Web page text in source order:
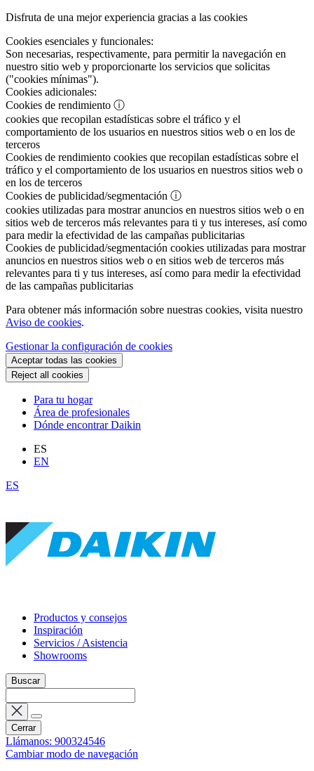
Disfruta de una mejor experiencia gracias a las cookies
Cookies esenciales y funcionales:
Son necesarias, respectivamente, para permitir la navegación en
nuestro sitio web y proporcionarte los servicios que solicitas
("cookies mínimas").
Cookies adicionales:
Cookies de rendimiento ⓘ
cookies que recopilan estadísticas sobre el tráfico y el
comportamiento de los usuarios en nuestros sitios web o en los de
terceros
Cookies de rendimiento cookies que recopilan estadísticas sobre el
tráfico y el comportamiento de los usuarios en nuestros sitios web o
en los de terceros
Cookies de publicidad/segmentación ⓘ
cookies utilizadas para mostrar anuncios en nuestros sitios web o en
sitios web de terceros más relevantes para ti y tus intereses, así como
para medir la efectividad de las campañas publicitarias
Cookies de publicidad/segmentación cookies utilizadas para mostrar
anuncios en nuestros sitios web o en sitios web de terceros más
relevantes para ti y tus intereses, así como para medir la efectividad
de las campañas publicitarias
Para obtener más información sobre nuestras cookies, visita nuestro
Aviso de cookies.
Gestionar la configuración de cookies
Aceptar todas las cookies
Reject all cookies
Para tu hogar
Área de profesionales
Dónde encontrar Daikin
ES
EN
ES
Productos y consejos
Inspiración
Servicios / Asistencia
Showrooms
Buscar
Cerrar
Llámanos: 900324546
Cambiar modo de navegación